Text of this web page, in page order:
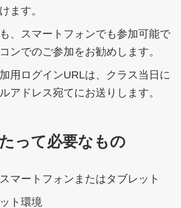
ます。
、スマートフォンでも参加可能で
ンでのご参加をお勧めします。
用ログインURLは、クラス当日に
アドレス宛てにお送りします。
って必要なもの
マートフォンまたはタブレット
ト環境